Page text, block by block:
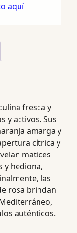
aquí
fresca y
y activos. Sus
amarga y
cítrica y
matices
y hediona,
las
rosa brindan
auténticos.